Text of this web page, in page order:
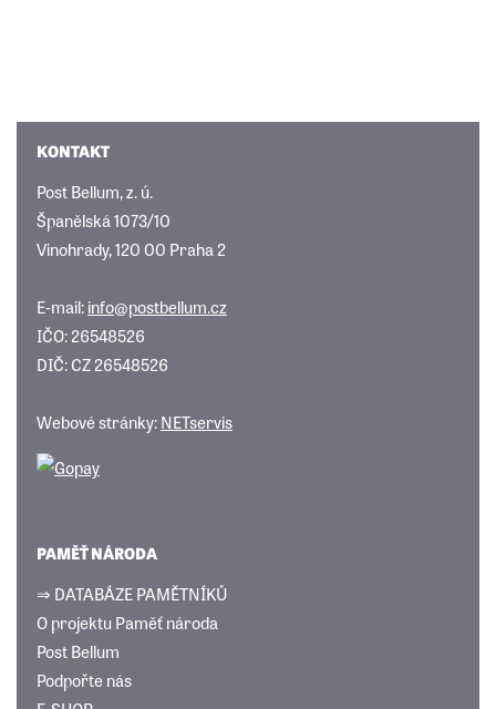
KONTAKT
Post Bellum, z. ú.
Španělská 1073/10
Vinohrady, 120 00 Praha 2
E-mail:info@postbellum.cz
IČO: 26548526
DIČ: CZ 26548526
Webové stránky:NETservis
PAMĚŤ NÁRODA
⇒ DATABÁZE PAMĚTNÍKŮ
O projektu Paměť národa
Post Bellum
Podpořte nás